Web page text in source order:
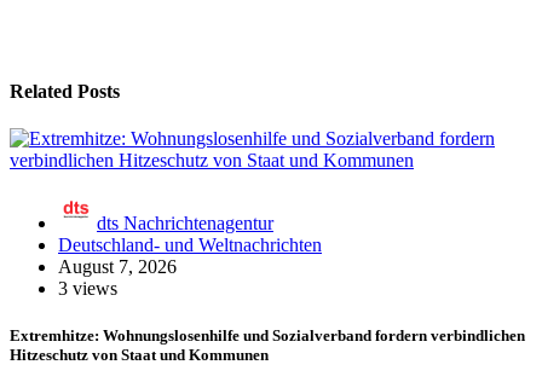
Related Posts
dts Nachrichtenagentur
Deutschland- und Weltnachrichten
August 7, 2026
3 views
Extremhitze: Wohnungslosenhilfe und Sozialverband fordern verbindlichen
Hitzeschutz von Staat und Kommunen